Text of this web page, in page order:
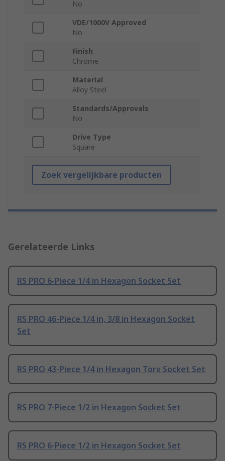
No
VDE/1000V Approved
No
Finish
Chrome
Material
Alloy Steel
Standards/Approvals
No
Drive Type
Square
Zoek vergelijkbare producten
Gerelateerde Links
RS PRO 6-Piece 1/4 in Hexagon Socket Set
RS PRO 46-Piece 1/4 in, 3/8 in Hexagon Socket
Set
RS PRO 43-Piece 1/4 in Hexagon Torx Socket Set
RS PRO 7-Piece 1/2 in Hexagon Socket Set
RS PRO 6-Piece 1/2 in Hexagon Socket Set